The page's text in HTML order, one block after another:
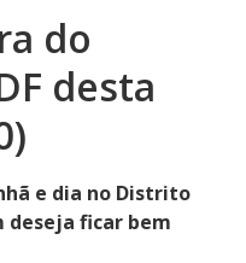
do
desta
e dia no Distrito
deseja ficar bem